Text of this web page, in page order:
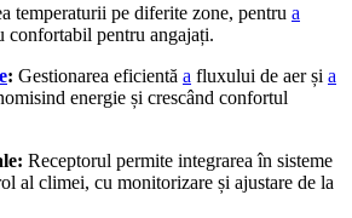
temperaturii pe diferite zone, pentru a
confortabil pentru angajați.
: Gestionarea eficientă a fluxului de aer și a
energie și crescând confortul
Receptorul permite integrarea în sisteme
al climei, cu monitorizare și ajustare de la